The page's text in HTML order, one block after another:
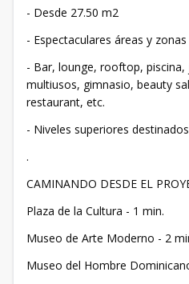
- Desde 27.50 m2
- Espectaculares áreas y
- Bar, lounge, rooftop, piscina,
multiusos, gimnasio, beauty
restaurant, etc.
- Niveles superiores
.
CAMINANDO DESDE EL
Plaza de la Cultura - 1 min.
Museo de Arte Moderno - 2
Museo del Hombre